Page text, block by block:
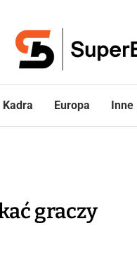
Kadra Europa Inne
graczy